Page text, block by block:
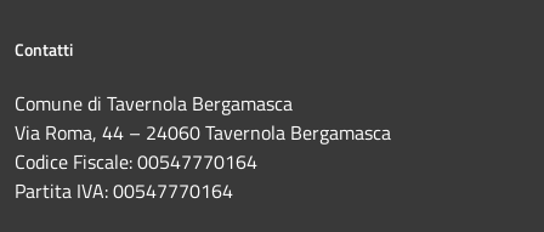
Contatti
Comune di Tavernola Bergamasca
Via Roma, 44 – 24060 Tavernola Bergamasca
Codice Fiscale: 00547770164
Partita IVA: 00547770164